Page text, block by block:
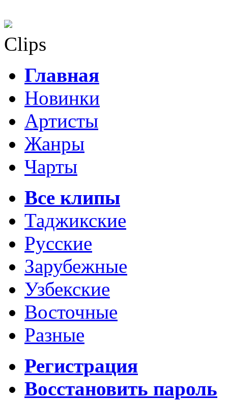
Clips
Главная
Новинки
Артисты
Жанры
Чарты
Все клипы
Таджикские
Русские
Зарубежные
Узбекские
Восточные
Разные
Регистрация
Восстановить пароль